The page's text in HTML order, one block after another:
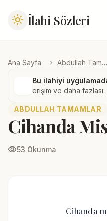
light_mode İlahi Sözleri
Ana Sayfa chevron_right Abdullah Tamamlar
Bu ilahiyi
erişim ve daha fazlası.
ABDULLAH TAMAMLAR
Cihanda
visibility53 Okunma
Cihanda